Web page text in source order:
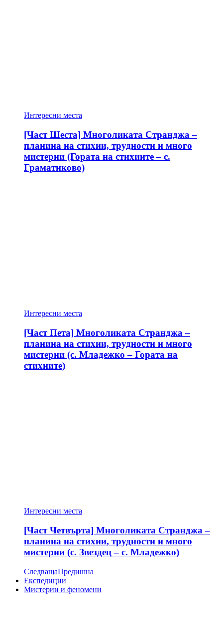
Интересни места
[Част Шеста] Многоликата Странджа –
планина на стихии, трудности и много
мистерии (Гората на стихиите – с.
Граматиково)
Интересни места
[Част Пета] Многоликата Странджа –
планина на стихии, трудности и много
мистерии (с. Младежко – Гората на
стихиите)
Интересни места
[Част Четвърта] Многоликата Странджа –
планина на стихии, трудности и много
мистерии (с. Звездец – с. Младежко)
СледващаПредишна
Експедиции
Мистерии и феномени